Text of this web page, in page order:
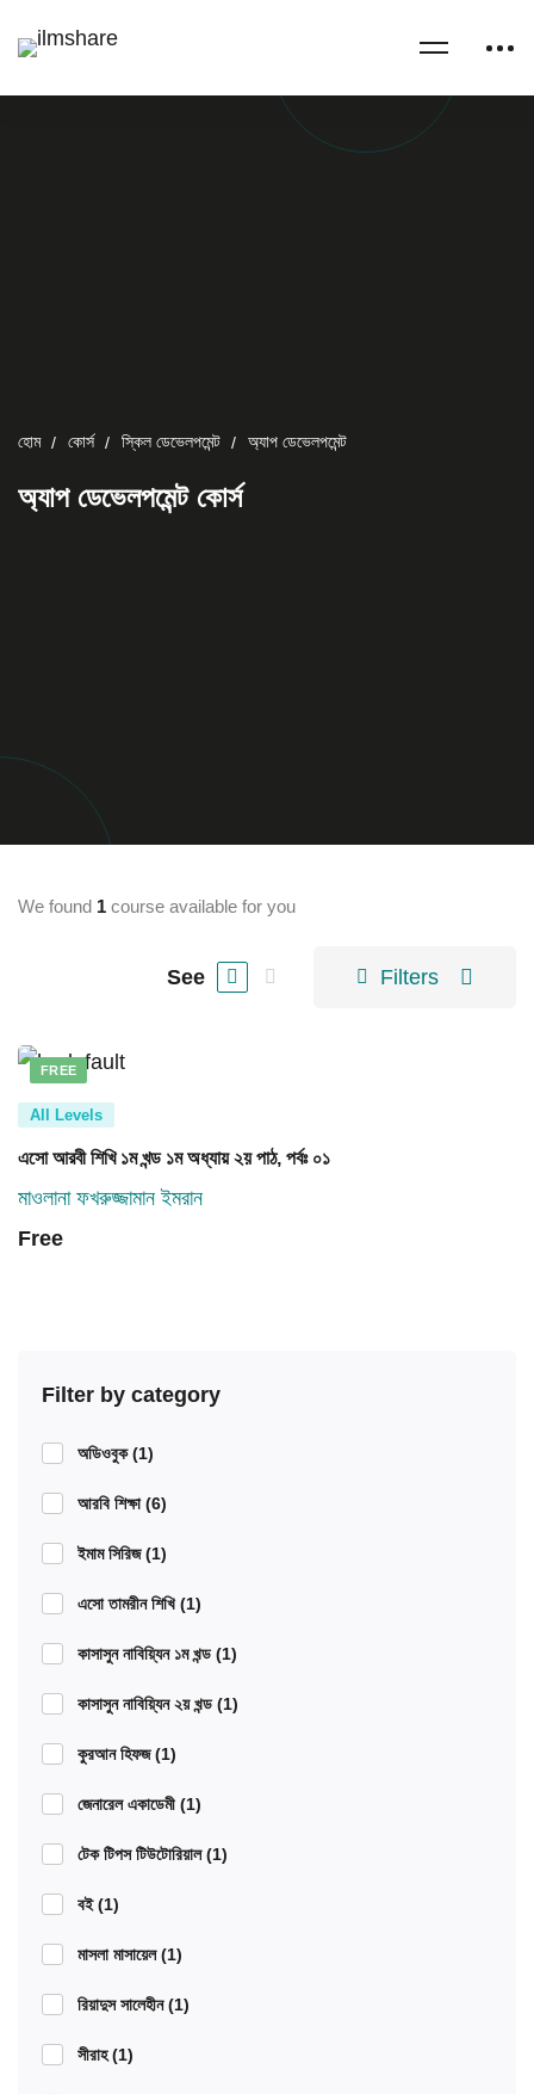
হোম কোর্স স্কিল ডেভেলপমেন্ট অ্যাপ ডেভেলপমেন্ট
অ্যাপ ডেভেলপমেন্ট কোর্স
Filter by category
অডিওবুক(1)
আরবি শিক্ষা(6)
ইমাম সিরিজ(1)
এসো তামরীন শিখি (1)
কাসাসুন নাবিয়্যিন ১ম খন্ড(1)
কাসাসুন নাবিয়্যিন ২য় খন্ড(1)
কুরআন হিফজ(1)
জেনারেল একাডেমী (1)
টেক টিপস টিউটোরিয়াল(1)
বই(1)
মাসলা মাসায়েল(1)
রিয়াদুস সালেহীন(1)
সীরাহ(1)
We found 1 course available for you
See Filters
FREE
All Levels
এসো আরবী শিখি ১ম খন্ড ১ম অধ্যায় ২য় পাঠ, পর্বঃ ০১
মাওলানা ফখরুজ্জামান ইমরান
Free